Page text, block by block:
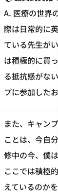
A. 医療の世界
際は日常的に
ている先生が
は積極的に買
る抵抗感がな
プに参加した
また、キャン
ことは、今自
修中の今、僕
ここでは積極
えているのか